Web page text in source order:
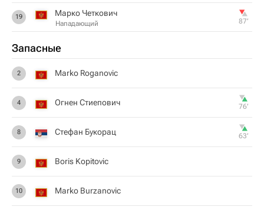
19 Марко Четкович
Нападающий 87‎’‎
Запасные
2 Marko Roganovic
4 Огнен Стиепович 76‎’‎
8 Стефан Букорац 63‎’‎
9 Boris Kopitovic
10 Marko Burzanovic